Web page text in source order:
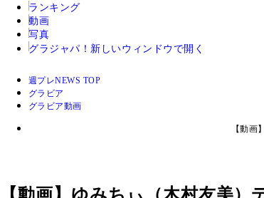
ランキング
動画
写真
グラジャパ！ 新しいウィンドウで開く
週プレNEWS TOP
グラビア
グラビア動画
【動画
【動画】ゆみちぃ（木村友美